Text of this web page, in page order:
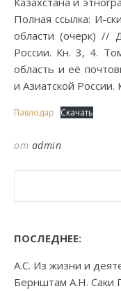
Полная ссылка: И-
области (очерк) //
России. Кн. 3, 4.
область и её
и Азиатской России.
Павлодар Скачать
от admin
ПОСЛЕДНЕЕ:
А.С. Из жизни и
Бернштам А.Н. Саки